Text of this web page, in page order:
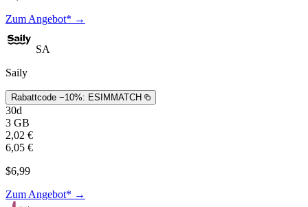
Zum Angebot* →
SA
Saily
Rabattcode −10%: ESIMMATCH
30d
3 GB
2,02 €
6,05 €
$6,99
Zum Angebot* →